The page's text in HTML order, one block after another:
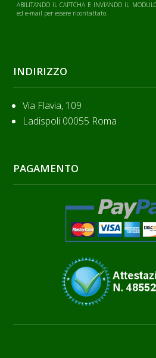
ABILITANDO IL CAPTCHA E INVIANDO IL
ed e-mail per essere ricontattato.
INDIRIZZO
Via Flavia, 109
Ladispoli 00055 Roma
PAGAMENTO